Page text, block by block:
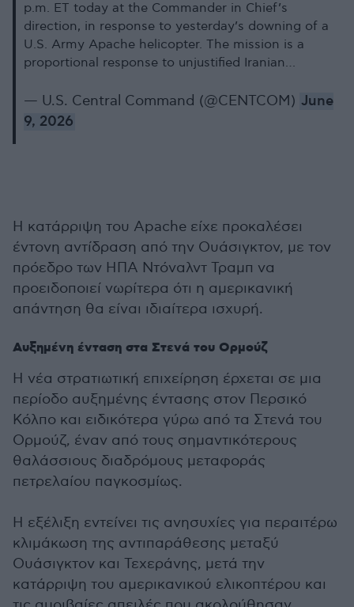
p.m. ET today at the Commander in Chief’s
direction, in response to yesterday’s downing of a
U.S. Army Apache helicopter. The mission is a
proportional response to unjustified Iranian…
— U.S. Central Command (@CENTCOM) June
9, 2026
Η κατάρριψη του Apache είχε προκαλέσει
έντονη αντίδραση από την Ουάσιγκτον, με τον
πρόεδρο των ΗΠΑ Ντόναλντ Τραμπ να
προειδοποιεί νωρίτερα ότι η αμερικανική
απάντηση θα είναι ιδιαίτερα ισχυρή.
Αυξημένη ένταση στα Στενά του Ορμούζ
Η νέα στρατιωτική επιχείρηση έρχεται σε μια
περίοδο αυξημένης έντασης στον Περσικό
Κόλπο και ειδικότερα γύρω από τα Στενά του
Ορμούζ, έναν από τους σημαντικότερους
θαλάσσιους διαδρόμους μεταφοράς
πετρελαίου παγκοσμίως.
Η εξέλιξη εντείνει τις ανησυχίες για περαιτέρω
κλιμάκωση της αντιπαράθεσης μεταξύ
Ουάσιγκτον και Τεχεράνης, μετά την
κατάρριψη του αμερικανικού ελικοπτέρου και